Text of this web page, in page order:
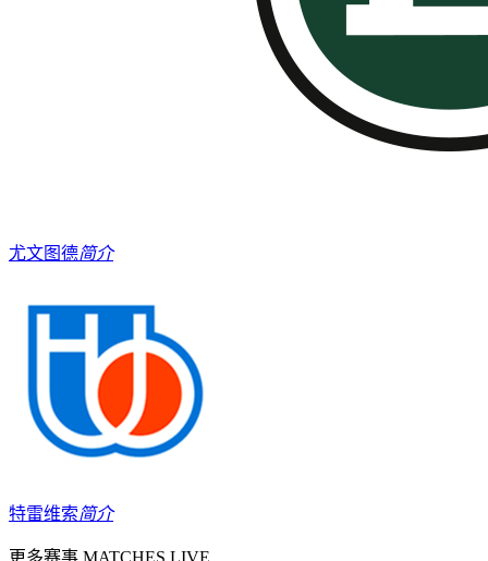
尤文图德简介
特雷维索简介
更多赛事 MATCHES LIVE